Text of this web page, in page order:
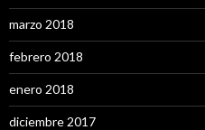
marzo 2018
febrero 2018
enero 2018
diciembre 2017